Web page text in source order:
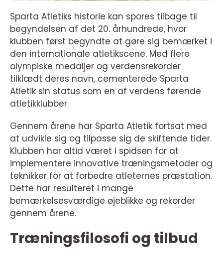
Sparta Atletiks historie kan spores tilbage til
begyndelsen af det 20. århundrede, hvor
klubben først begyndte at gøre sig bemærket i
den internationale atletikscene. Med flere
olympiske medaljer og verdensrekorder
tilklædt deres navn, cementerede Sparta
Atletik sin status som en af verdens førende
atletikklubber.
Gennem årene har Sparta Atletik fortsat med
at udvikle sig og tilpasse sig de skiftende tider.
Klubben har altid været i spidsen for at
implementere innovative træningsmetoder og
teknikker for at forbedre atleternes præstation.
Dette har resulteret i mange
bemærkelsesværdige øjeblikke og rekorder
gennem årene.
Træningsfilosofi og tilbud